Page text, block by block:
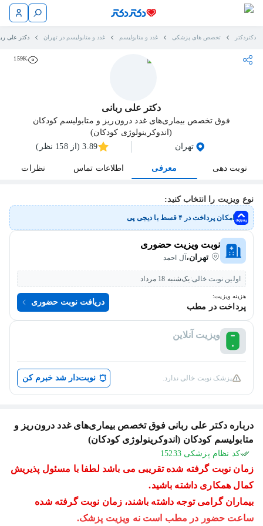
دکتردکتر تخصص های پزشکی غدد و متابولیسم غدد و متابولیسم در تهران دکتر علی
159K
دکتر علی ربانی
فوق تخصص بیماری‌های غدد درون‌ریز و متابولیسم کودکان
(اندوکرینولوژی کودکان)
تهران
3.89 (از 158 نظر)
نوبت دهی معرفی اطلاعات تماس نظرات
نوع ویزیت را انتخاب کنید:
امکان پرداخت در ۴ قسط با دیجی پی
نوبت ویزیت حضوری
تهران، آل احمد
اولین نوبت خالی:یک‌شنبه 18 مرداد
هزینه ویزیت:
پرداخت در مطب
دریافت نوبت حضوری
ویزیت آنلاین
پزشک نوبت خالی ندارد. نوبت‌دار شد خبرم کن
درباره دکتر علی ربانی فوق تخصص بیماری‌های غدد درون‌ریز و
متابولیسم کودکان (اندوکرینولوژی کودکان)
کد نظام پزشکی 15233
زمان نوبت گرفته شده تقریبی می باشد لطفا با مسئول پذیریش
کمال همکاری داشته باشید.
بیماران گرامی توجه داشته باشند، زمان نوبت گرفته شده
ساعت حضور در مطب است نه ویزیت پزشک.